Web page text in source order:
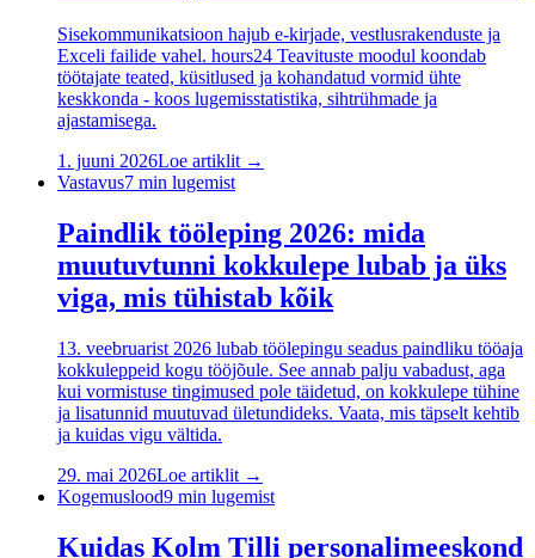
Sisekommunikatsioon hajub e-kirjade, vestlusrakenduste ja
Exceli failide vahel. hours24 Teavituste moodul koondab
töötajate teated, küsitlused ja kohandatud vormid ühte
keskkonda - koos lugemisstatistika, sihtrühmade ja
ajastamisega.
1. juuni 2026Loe artiklit →
Vastavus7 min lugemist
Paindlik tööleping 2026: mida
muutuvtunni kokkulepe lubab ja üks
viga, mis tühistab kõik
13. veebruarist 2026 lubab töölepingu seadus paindliku tööaja
kokkuleppeid kogu tööjõule. See annab palju vabadust, aga
kui vormistuse tingimused pole täidetud, on kokkulepe tühine
ja lisatunnid muutuvad ületundideks. Vaata, mis täpselt kehtib
ja kuidas vigu vältida.
29. mai 2026Loe artiklit →
Kogemuslood9 min lugemist
Kuidas Kolm Tilli personalimeeskond